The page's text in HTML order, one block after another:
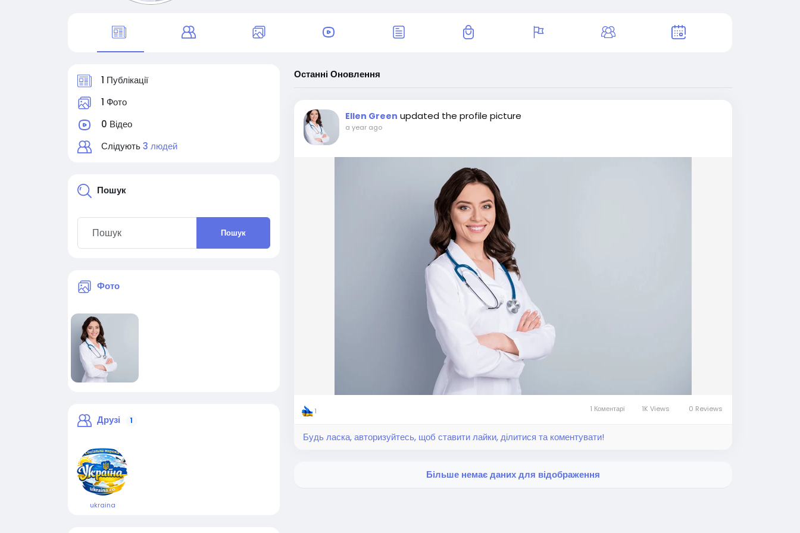
1 Публікації
1 Фото
0 Відео
Слідують3 людей
Пошук
Пошук
Фото
Друзі 1
ukraina
Останні Оновлення
Ellen Green updated the profile picture
a year ago
1 1 Коментарі 1K Views 0 Reviews
Будь ласка, авторизуйтесь, щоб ставити лайки, ділитися та коментувати!
Більше немає даних для відображення